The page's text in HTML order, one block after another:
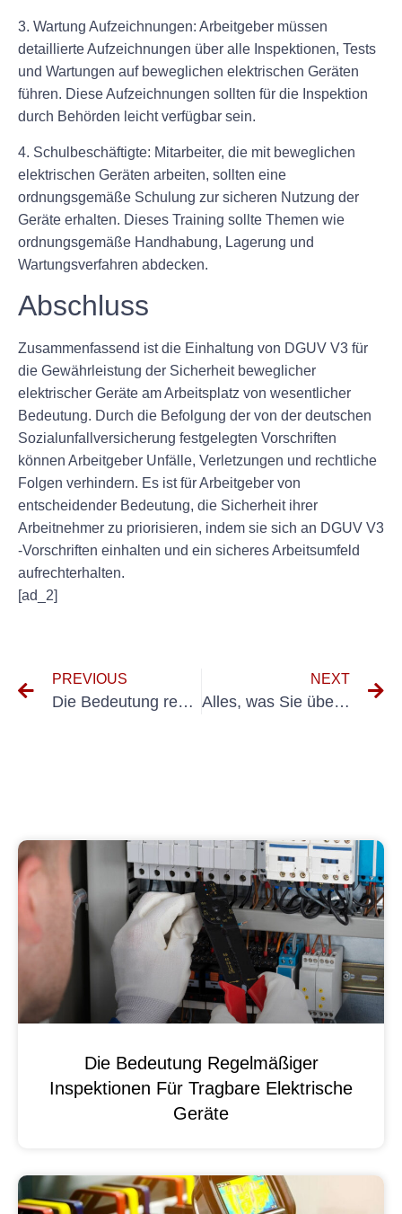
3. Wartung Aufzeichnungen: Arbeitgeber müssen
detaillierte Aufzeichnungen über alle Inspektionen, Tests
und Wartungen auf beweglichen elektrischen Geräten
führen. Diese Aufzeichnungen sollten für die Inspektion
durch Behörden leicht verfügbar sein.
4. Schulbeschäftigte: Mitarbeiter, die mit beweglichen
elektrischen Geräten arbeiten, sollten eine
ordnungsgemäße Schulung zur sicheren Nutzung der
Geräte erhalten. Dieses Training sollte Themen wie
ordnungsgemäße Handhabung, Lagerung und
Wartungsverfahren abdecken.
Abschluss
Zusammenfassend ist die Einhaltung von DGUV V3 für
die Gewährleistung der Sicherheit beweglicher
elektrischer Geräte am Arbeitsplatz von wesentlicher
Bedeutung. Durch die Befolgung der von der deutschen
Sozialunfallversicherung festgelegten Vorschriften
können Arbeitgeber Unfälle, Verletzungen und rechtliche
Folgen verhindern. Es ist für Arbeitgeber von
entscheidender Bedeutung, die Sicherheit ihrer
Arbeitnehmer zu priorisieren, indem sie sich an DGUV V3
-Vorschriften einhalten und ein sicheres Arbeitsumfeld
aufrechterhalten.
[ad_2]
PREVIOUS
Die Bedeutung regulärer BGV A3 -Inspektionen für die Sicherheit am Arbeitsplatz
NEXT
Alles, was Sie über DGUV 3 Meutung Schulung wissen müssen
Die Bedeutung Regelmäßiger
Inspektionen Für Tragbare Elektrische
Geräte